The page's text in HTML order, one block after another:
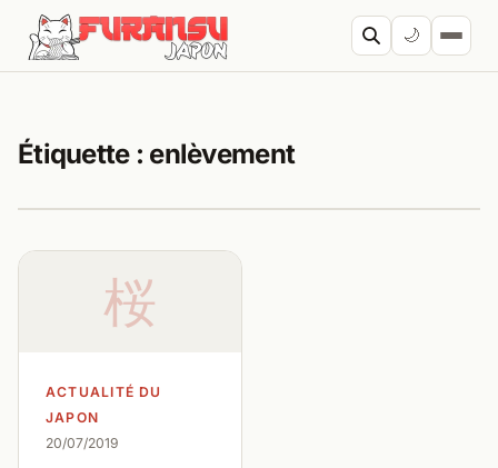
Aller au contenu
🌙
Étiquette : enlèvement
桜
ACTUALITÉ DU
JAPON
20/07/2019